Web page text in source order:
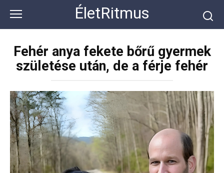
контенту
ÉletRitmus
Fehér anya fekete bőrű gyermek
születése után, de a férje fehér